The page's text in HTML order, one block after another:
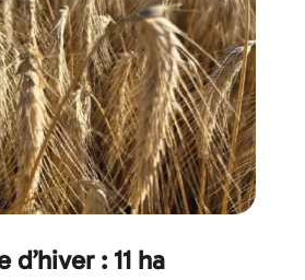
d’hiver : 11 ha